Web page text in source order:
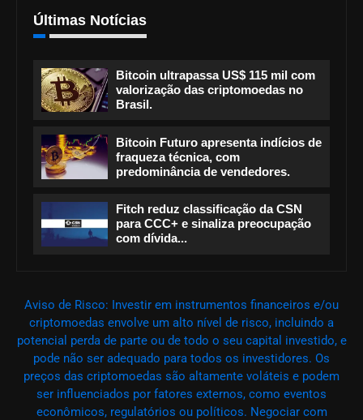
Últimas Notícias
Bitcoin ultrapassa US$ 115 mil com
valorização das criptomoedas no
Brasil.
Bitcoin Futuro apresenta indícios de
fraqueza técnica, com
predominância de vendedores.
Fitch reduz classificação da CSN
para CCC+ e sinaliza preocupação
com dívida...
Aviso de Risco: Investir em instrumentos financeiros e/ou
criptomoedas envolve um alto nível de risco, incluindo a
potencial perda de parte ou de todo o seu capital investido, e
pode não ser adequado para todos os investidores. Os
preços das criptomoedas são altamente voláteis e podem
ser influenciados por fatores externos, como eventos
econômicos, regulatórios ou políticos. Negociar com